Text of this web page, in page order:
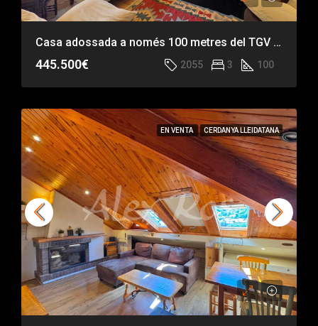
Casa adossada a només 100 metres del TGV de La Masella
445.500€ 2055 3 100
EN VENTA CERDANYA LLEIDATANA